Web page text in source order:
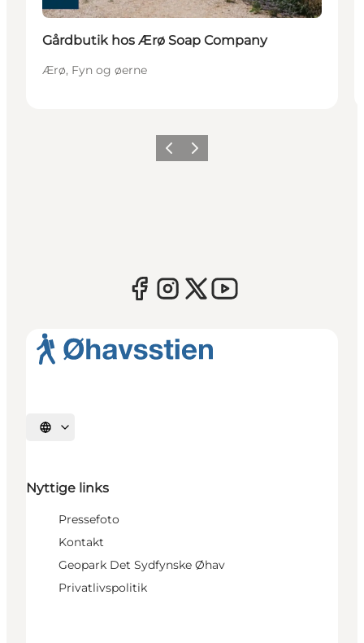
Gårdbutik hos Ærø Soap Company
Ærø, Fyn og øerne
ForrigeNæste
Vælg sprog
Nyttige links
Pressefoto
Kontakt
Geopark Det Sydfynske Øhav
Privatlivspolitik